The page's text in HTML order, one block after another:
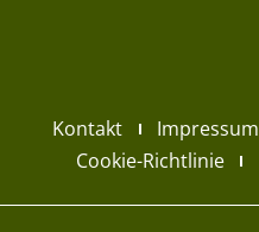
Kontakt Impressum
Cookie-Richtlinie